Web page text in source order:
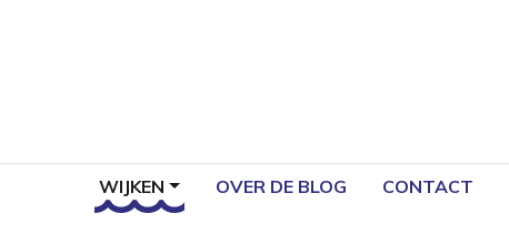
WIJKEN OVER DE BLOG CONTACT